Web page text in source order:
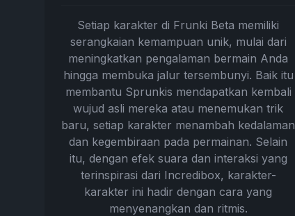
Setiap karakter di Frunki Beta memiliki
serangkaian kemampuan unik, mulai dari
meningkatkan pengalaman bermain Anda
hingga membuka jalur tersembunyi. Baik itu
membantu Sprunkis mendapatkan kembali
wujud asli mereka atau menemukan trik
baru, setiap karakter menambah kedalaman
dan kegembiraan pada permainan. Selain
itu, dengan efek suara dan interaksi yang
terinspirasi dari Incredibox, karakter-
karakter ini hadir dengan cara yang
menyenangkan dan ritmis.